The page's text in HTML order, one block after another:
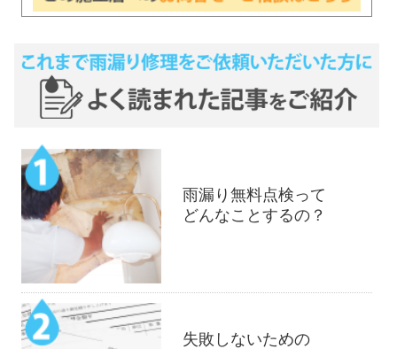
雨漏り無料点検って
どんなことするの？
失敗しないための